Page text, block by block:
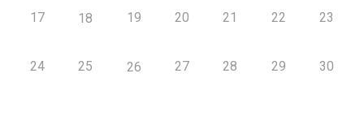
17 18 19 20 21 22 23
24 25 26 27 28 29 30